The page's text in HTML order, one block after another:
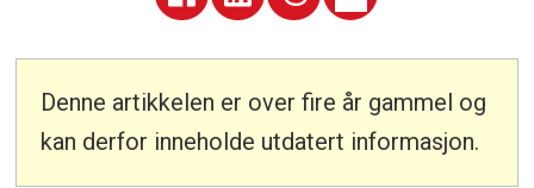
Denne artikkelen er over fire år gammel og
kan derfor inneholde utdatert informasjon.